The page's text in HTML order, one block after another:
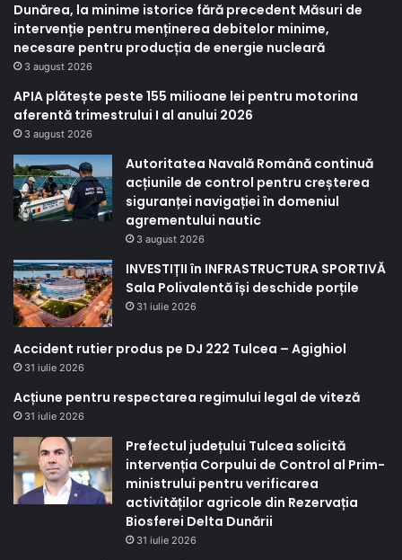
Dunărea, la minime istorice fără precedent Măsuri de
intervenție pentru menținerea debitelor minime,
necesare pentru producția de energie nucleară
3 august 2026
APIA plătește peste 155 milioane lei pentru motorina
aferentă trimestrului I al anului 2026
3 august 2026
Autoritatea Navală Română continuă
acțiunile de control pentru creșterea
siguranței navigației în domeniul
agrementului nautic
3 august 2026
INVESTIȚII în INFRASTRUCTURA SPORTIVĂ
Sala Polivalentă își deschide porțile
31 iulie 2026
Accident rutier produs pe DJ 222 Tulcea – Agighiol
31 iulie 2026
Acțiune pentru respectarea regimului legal de viteză
31 iulie 2026
Prefectul județului Tulcea solicită
intervenția Corpului de Control al Prim-
ministrului pentru verificarea
activităților agricole din Rezervația
Biosferei Delta Dunării
31 iulie 2026